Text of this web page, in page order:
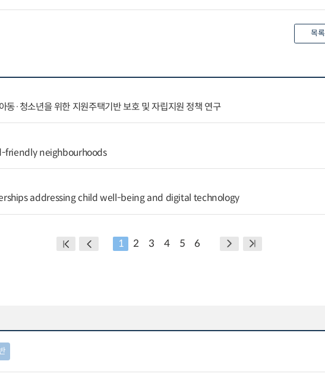
목록
동·청소년을 위한 지원주택기반 보호 및 자립지원 정책 연구
friendly neighbourhoods
addressing child well-being and digital technology
1 2 3 4 5 6